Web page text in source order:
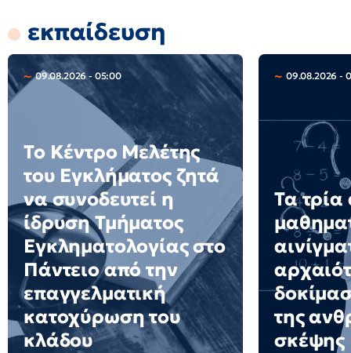
εκπαίδευση
09.08.2026 - 05:00
Το Κέντρο Μελέτης
του Εγκλήματος ζητά
να συνοδευτεί η
ίδρυση Τμήματος
Εγκληματολογίας στο
Πάντειο από την
επαγγελματική
κατοχύρωση του
κλάδου
09.08.2026 -
Τα τρία
της
σκέψης